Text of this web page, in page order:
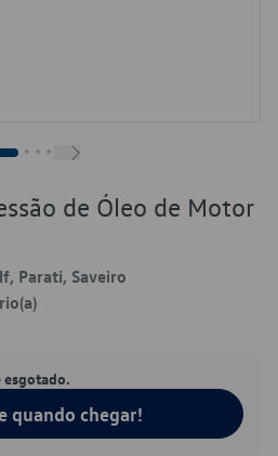
de Óleo de Motor
Parati, Saveiro
quando chegar!